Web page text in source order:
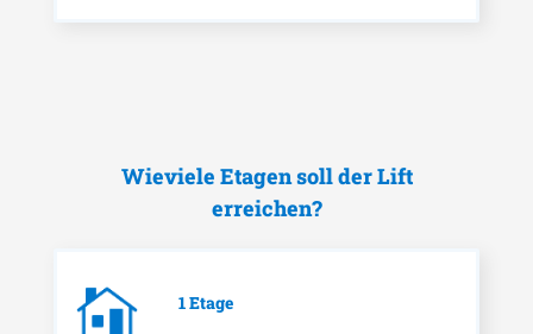
Wieviele Etagen soll der Lift
erreichen?
1 Etage